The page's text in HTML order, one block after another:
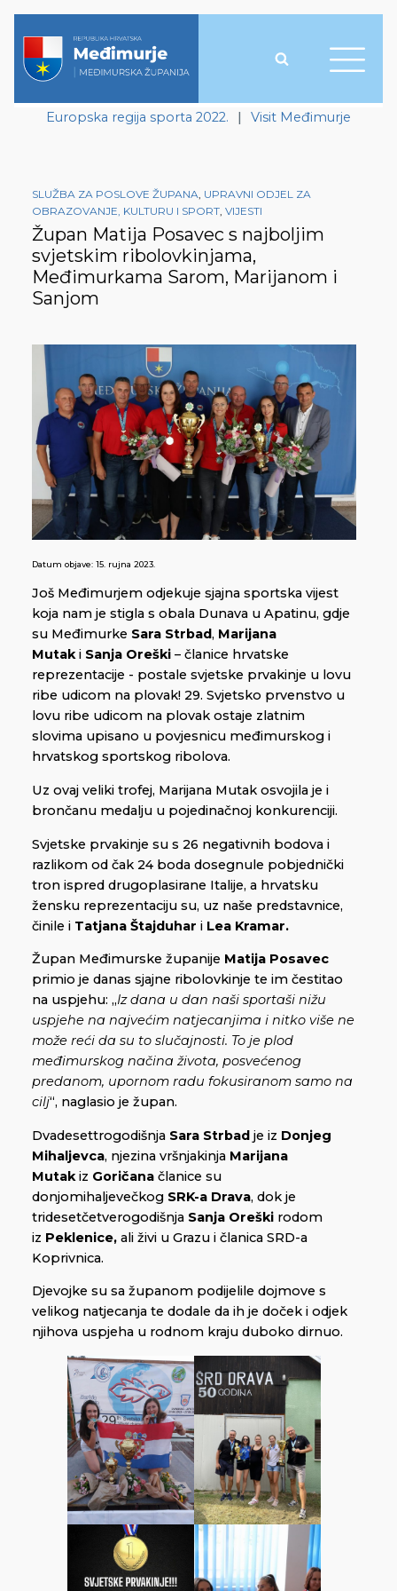
Europska regija sporta 2022. | Visit Međimurje
SLUŽBA ZA POSLOVE ŽUPANA, UPRAVNI ODJEL ZA
OBRAZOVANJE, KULTURU I SPORT, VIJESTI
Župan Matija Posavec s najboljim
svjetskim ribolovkinjama,
Međimurkama Sarom, Marijanom i
Sanjom
Datum objave: 15. rujna 2023.
Još Međimurjem odjekuje sjajna sportska vijest
koja nam je stigla s obala Dunava u Apatinu, gdje
su Međimurke Sara Strbad, Marijana
Mutaki Sanja Oreški – članice hrvatske
reprezentacije - postale svjetske prvakinje u lovu
ribe udicom na plovak! 29. Svjetsko prvenstvo u
lovu ribe udicom na plovak ostaje zlatnim
slovima upisano u povjesnicu međimurskog i
hrvatskog sportskog ribolova.
Uz ovaj veliki trofej, Marijana Mutak osvojila je i
brončanu medalju u pojedinačnoj konkurenciji.
Svjetske prvakinje su s 26 negativnih bodova i
razlikom od čak 24 boda dosegnule pobjednički
tron ispred drugoplasirane Italije, a hrvatsku
žensku reprezentaciju su, uz naše predstavnice,
činile i Tatjana Štajduhar i Lea Kramar.
Župan Međimurske županije Matija Posavec
primio je danas sjajne ribolovkinje te im čestitao
na uspjehu: „Iz dana u dan naši sportaši nižu
uspjehe na najvećim natjecanjima i nitko više ne
može reći da su to slučajnosti. To je plod
međimurskog načina života, posvećenog
predanom, upornom radu fokusiranom samo na
cilj“, naglasio je župan.
Dvadesettrogodišnja Sara Strbad je iz Donjeg
Mihaljevca, njezina vršnjakinja Marijana
Mutak iz Goričana članice su
donjomihaljevečkog SRK-a Drava, dok je
tridesetčetverogodišnja Sanja Oreški rodom
iz Peklenice, ali živi u Grazu i članica SRD-a
Koprivnica.
Djevojke su sa županom podijelile dojmove s
velikog natjecanja te dodale da ih je doček i odjek
njihova uspjeha u rodnom kraju duboko dirnuo.